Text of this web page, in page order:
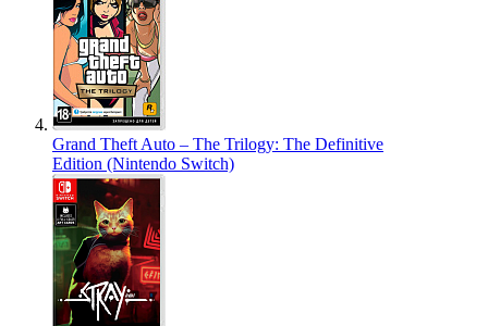
Grand Theft Auto – The Trilogy: The Definitive
Edition (Nintendo Switch)